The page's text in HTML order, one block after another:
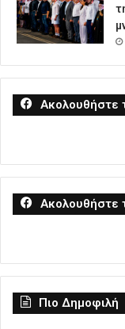
Ακολουθήστε
Ακολουθήστε
Πιο Δημοφιλή